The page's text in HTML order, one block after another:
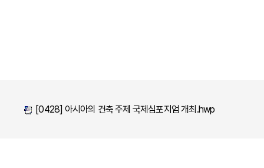
[0428] 아시아의 건축 주제 국제심포지엄 개최.hwp